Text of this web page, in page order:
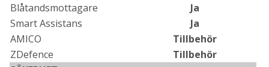
Blåtandsmottagare
Ja
Smart Assistans
Ja
AMICO
Tillbehör
ZDefence
Tillbehör